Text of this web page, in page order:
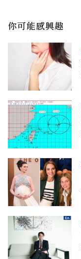
你可能感興趣